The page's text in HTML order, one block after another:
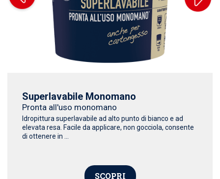
Superlavabile Monomano
Pronta all'uso monomano
Idropittura superlavabile ad alto punto di bianco e ad
elevata resa. Facile da applicare, non gocciola, consente
di ottenere in ...
SCOPRI